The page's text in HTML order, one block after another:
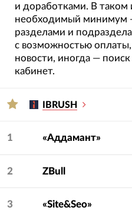
и доработками. В таком
необходимый минимум
разделами и
с возможностью
новости, иногда —
кабинет.
IBRUSH
1 «Аддамант»
2 ZBull
3 «Site&Seo»